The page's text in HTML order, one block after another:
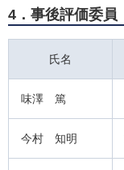
4．事後評価委員
氏名
味澤 篤
今村 知明